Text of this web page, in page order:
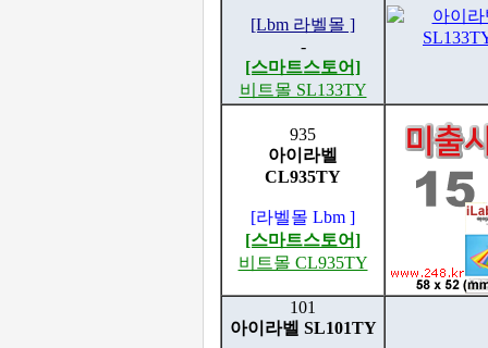
[Lbm 라벨몰 ]
-
[스마트스토어]
비트몰 SL133TY
935
아이라벨
CL935TY
[라벨몰 Lbm ]
[스마트스토어]
비트몰 CL935TY
101
아이라벨 SL101TY